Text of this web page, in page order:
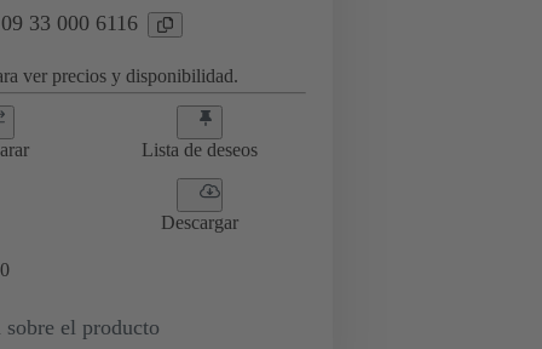
33 000 6116
ver precios y disponibilidad.
Lista de deseos
Descargar
0
sobre el producto